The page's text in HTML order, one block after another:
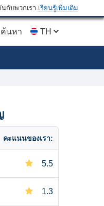
กับพวกเรา เรียนรู้เพิ่มเติม
ค้นหา TH
คะแนนของเรา:
5.5
1.3